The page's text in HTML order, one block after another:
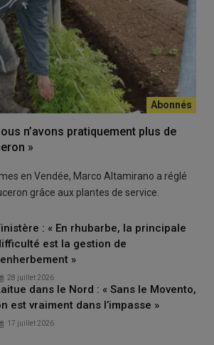
n’avons pratiquement plus de
»
en Vendée, Marco Altamirano a réglé
grâce aux plantes de service.
: « En rhubarbe, la principale
est la gestion de
»
28 juillet 2026
dans le Nord : « Sans le Movento,
est vraiment dans l’impasse »
17 juillet 2026